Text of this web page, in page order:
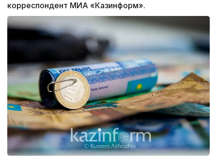
корреспондент МИА «Казинформ».